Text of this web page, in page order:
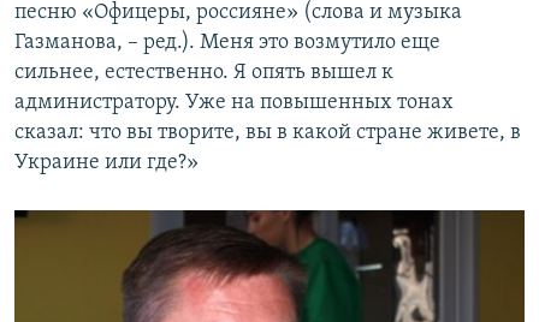
песню «Офицеры, россияне» (слова и музыка
Газманова, – ред.). Меня это возмутило еще
сильнее, естественно. Я опять вышел к
администратору. Уже на повышенных тонах
сказал: что вы творите, вы в какой стране живете, в
Украине или где?»